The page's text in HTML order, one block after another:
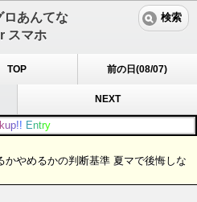
ロあんてな
スマホ
検索
TOP 前の日(08/07)
NEXT
kup!! Entry
かやめるかの判断基準 夏マで後悔しな